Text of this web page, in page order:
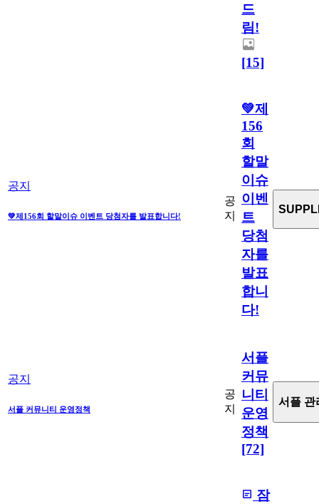
드
림!
[15]
공지
💚제156회 할말이슈 이벤트 당첨자를 발표합니다!
공
지
💚제
156
회
할말
이슈
이벤
트
당첨
자를
발표
합니
다!
공지
서플 커뮤니티 운영정책
공
지
서플
커뮤
니티
운영
정책
[72]
서플 관
잠